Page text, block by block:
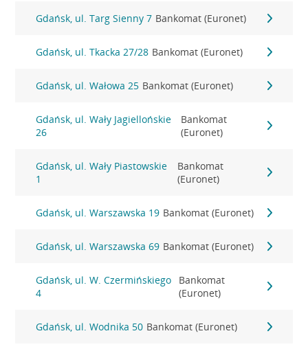
Gdańsk, ul. Targ Sienny 7 Bankomat (Euronet)
Gdańsk, ul. Tkacka 27/28 Bankomat (Euronet)
Gdańsk, ul. Wałowa 25 Bankomat (Euronet)
Gdańsk, ul. Wały Jagiellońskie
26
Bankomat
(Euronet)
Gdańsk, ul. Wały Piastowskie
1
Bankomat
(Euronet)
Gdańsk, ul. Warszawska 19 Bankomat (Euronet)
Gdańsk, ul. Warszawska 69 Bankomat (Euronet)
Gdańsk, ul. W. Czermińskiego
4
Bankomat
(Euronet)
Gdańsk, ul. Wodnika 50 Bankomat (Euronet)